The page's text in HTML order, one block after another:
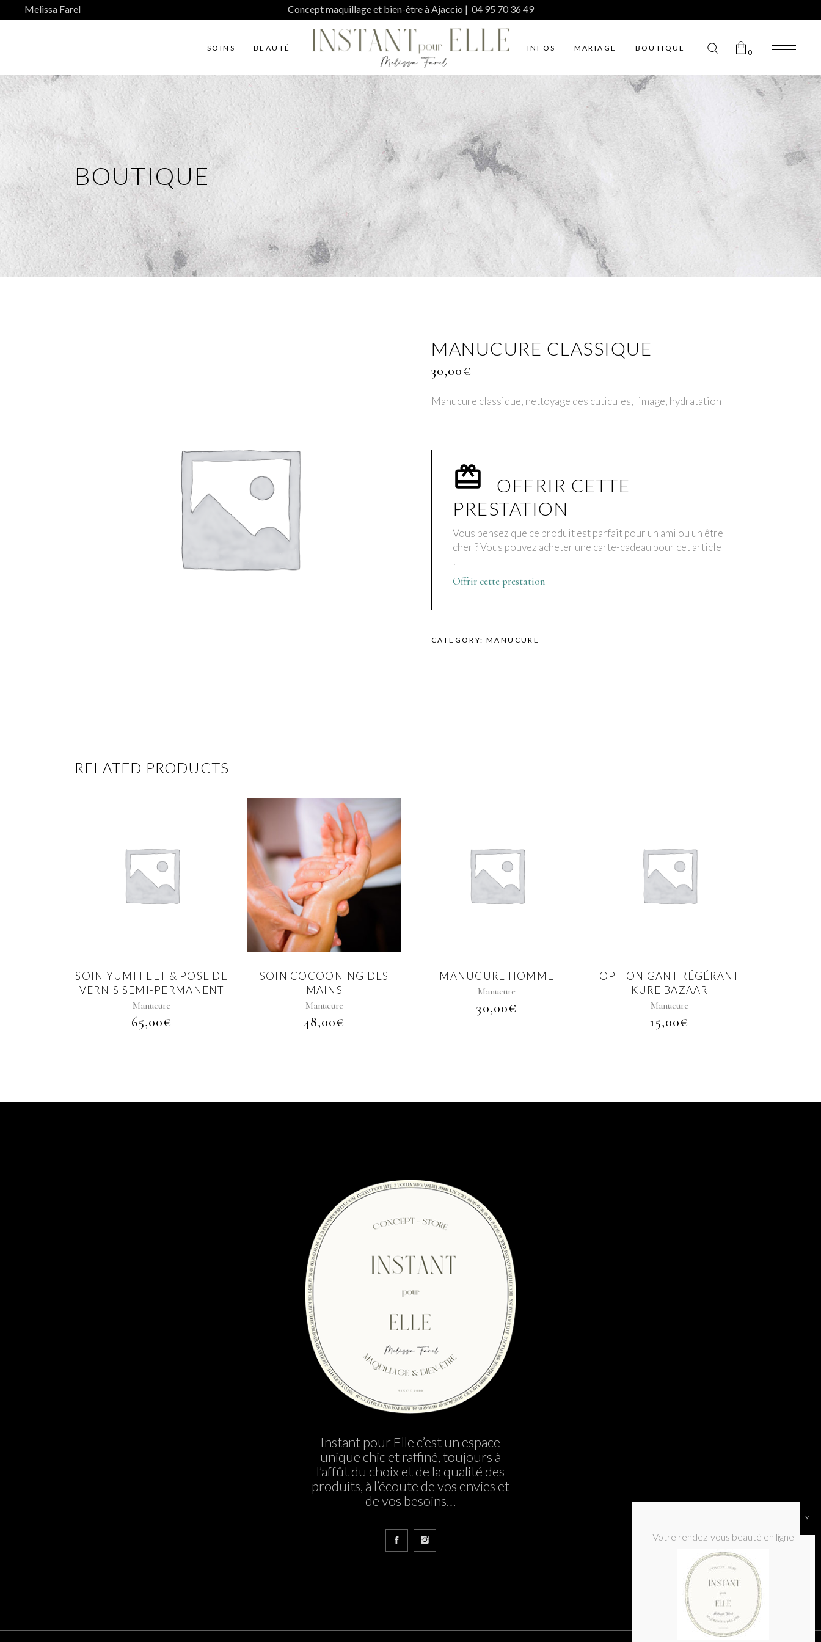
Melissa Farel Concept maquillage et bien-être à Ajaccio | 04 95 70 36 49
SOINS BEAUTÉ INFOS MARIAGE BOUTIQUE 0
Aucun article dans le panier.
BOUTIQUE
MANUCURE CLASSIQUE
30,00€
Manucure classique, nettoyage des cuticules, limage, hydratation
OFFRIR CETTE
PRESTATION
Vous pensez que ce produit est parfait pour un ami ou un être
cher ? Vous pouvez acheter une carte-cadeau pour cet article
!
Offrir cette prestation
CATEGORY:MANUCURE
RELATED PRODUCTS
SOIN YUMI FEET & POSE DE
VERNIS SEMI-PERMANENT
Manucure
65,00€
SOIN COCOONING DES
MAINS
Manucure
48,00€
MANUCURE HOMME
Manucure
30,00€
OPTION GANT RÉGÉRANT
KURE BAZAAR
Manucure
15,00€
Instant pour Elle c’est un espace
unique chic et raffiné, toujours à
l’affût du choix et de la qualité des
produits, à l’écoute de vos envies et
de vos besoins…
Votre rendez-vous beauté en ligne